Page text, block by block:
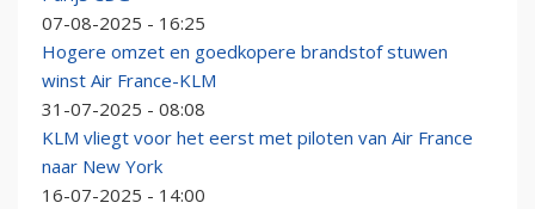
07-08-2025 - 16:25
Hogere omzet en goedkopere brandstof stuwen
winst Air France-KLM
31-07-2025 - 08:08
KLM vliegt voor het eerst met piloten van Air France
naar New York
16-07-2025 - 14:00